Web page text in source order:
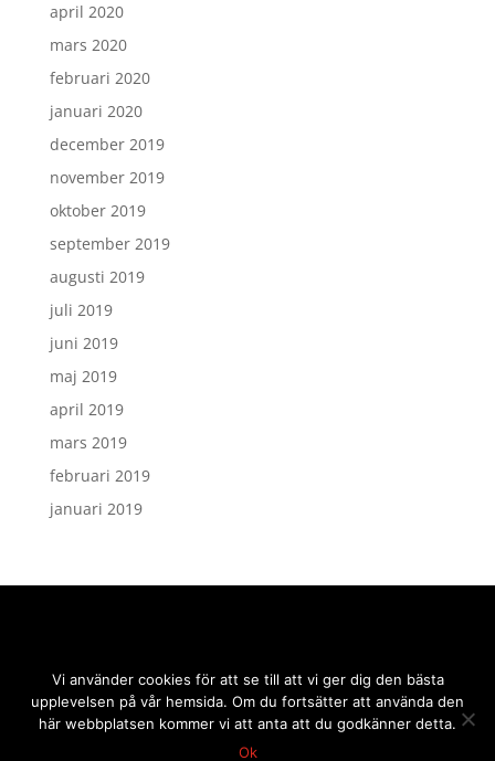
april 2020
mars 2020
februari 2020
januari 2020
december 2019
november 2019
oktober 2019
september 2019
augusti 2019
juli 2019
juni 2019
maj 2019
april 2019
mars 2019
februari 2019
januari 2019
2019 © sidmakarn
Vi använder cookies för att se till att vi ger dig den bästa
upplevelsen på vår hemsida. Om du fortsätter att använda den
här webbplatsen kommer vi att anta att du godkänner detta.
Ok